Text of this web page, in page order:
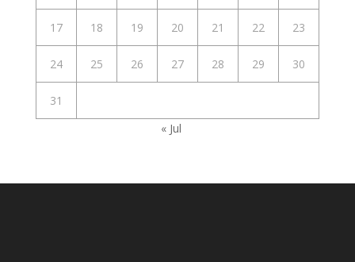
17 18 19 20 21 22 23
24 25 26 27 28 29 30
31
« Jul